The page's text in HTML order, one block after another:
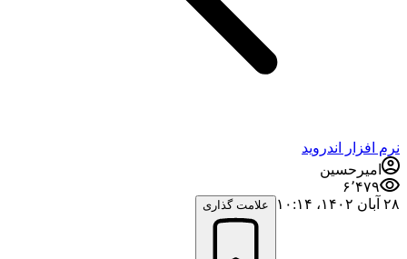
اندروید
علامت گذاری